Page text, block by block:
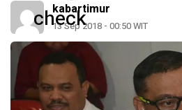
kabartimur
13 Sep 2018 - 00:50 WIT